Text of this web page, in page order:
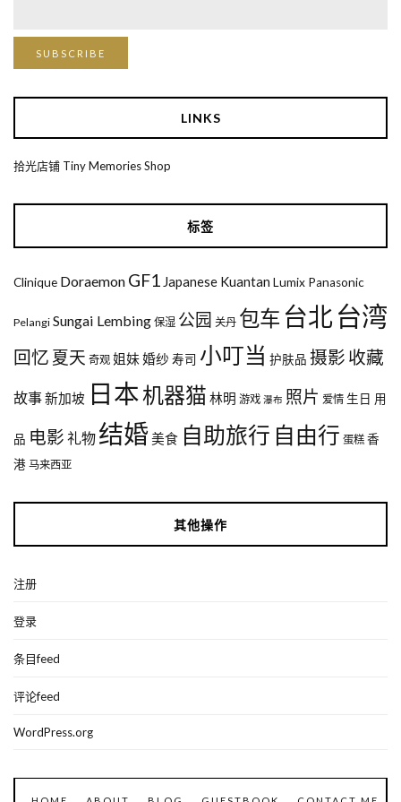
LINKS
拾光店铺 Tiny Memories Shop
标签
Clinique Doraemon GF1 Japanese Kuantan Lumix Panasonic
Pelangi Sungai Lembing 保湿 公园 关丹 包车 台北 台湾
回忆 夏天 奇观 姐妹婚纱 寿司 小叮当 护肤品 摄影 收藏
故事新加坡 日本机器猫 林明 游戏 瀑布 照片 爱情 生日 用
品 电影 礼物 结婚美食 自助旅行 自由行 蛋糕 香
港 马来西亚
其他操作
注册
登录
条目feed
评论feed
WordPress.org